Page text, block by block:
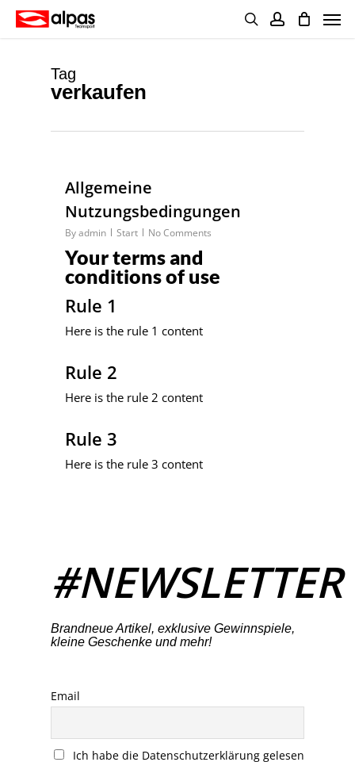
main
Tag
verkaufen
Allgemeine
Nutzungsbedingungen
Byadmin Start No Comments
Your terms and
conditions of use
Rule 1
Here is the rule 1 content
Rule 2
Here is the rule 2 content
Rule 3
Here is the rule 3 content
#NEWSLETTER
Brandneue Artikel, exklusive Gewinnspiele,
kleine Geschenke und mehr!
Email
Ich habe die Datenschutzerklärung gelesen